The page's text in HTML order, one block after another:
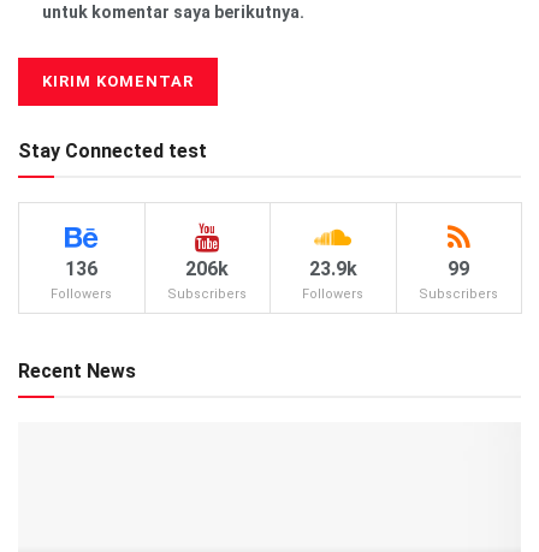
untuk komentar saya berikutnya.
Stay Connected test
136
Followers
206k
Subscribers
23.9k
Followers
99
Subscribers
Recent News